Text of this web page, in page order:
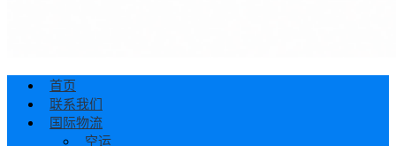
首页
联系我们
国际物流
空运